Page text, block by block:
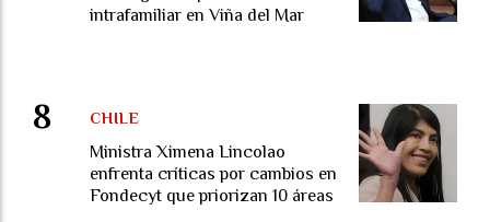
intrafamiliar en Viña del Mar
Ministra Ximena Lincolao
enfrenta críticas por cambios en
Fondecyt que priorizan 10 áreas
CHILE